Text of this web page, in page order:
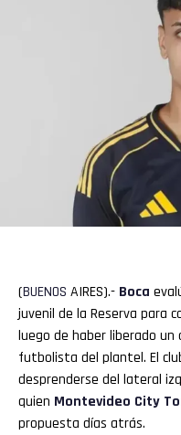
(BUENOS AIRES).- Boca
juvenil de la Reserva para
luego de haber liberado
futbolista del plantel. El
desprenderse del lateral
quien Montevideo City
propuesta días atrás.